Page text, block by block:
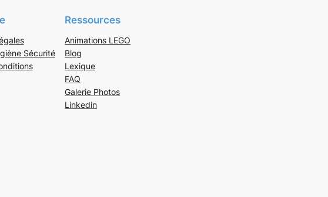
Sécurité
Ressources
Animations LEGO
Blog
Lexique
FAQ
Galerie Photos
Linkedin